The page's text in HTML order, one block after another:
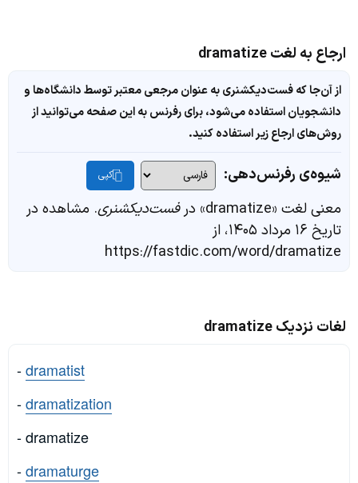
ارجاع به لغت dramatize
از آن‌جا که فست‌دیکشنری به عنوان مرجعی معتبر توسط دانشگاه‌ها و
دانشجویان استفاده می‌شود، برای رفرنس به این صفحه می‌توانید از
روش‌های ارجاع زیر استفاده کنید.
شیوه‌ی رفرنس‌دهی: کپی
معنی لغت «dramatize» در فست‌دیکشنری. مشاهده در
تاریخ ۱۶ مرداد ۱۴۰۵، از
https://fastdic.com/word/dramatize
لغات نزدیک dramatize
-dramatist
-dramatization
- dramatize
-dramaturge